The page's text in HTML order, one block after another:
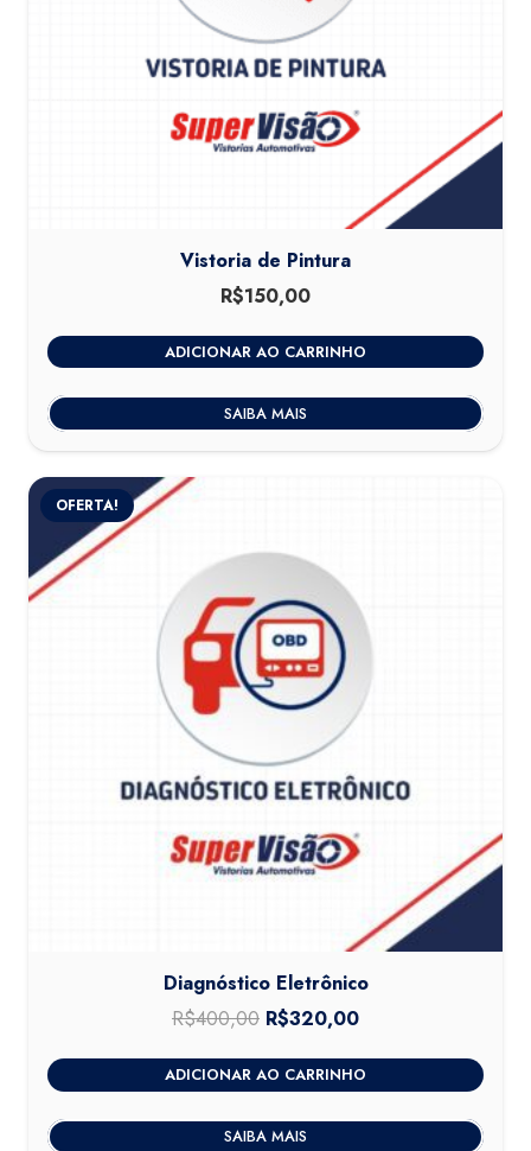
Vistoria de Pintura
R$150,00
ADICIONAR AO CARRINHO
SAIBA MAIS
OFERTA!
Diagnóstico Eletrônico
R$400,00 O
preço
original
era:
R$320,00
preço
atual
é:
ADICIONAR AO CARRINHO
SAIBA MAIS